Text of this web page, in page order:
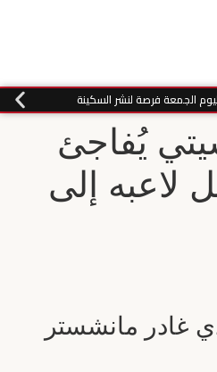
الجمعة فرصة لنشر السكينة
يُفاجئ
لاعبه إلى
غادر مانشستر